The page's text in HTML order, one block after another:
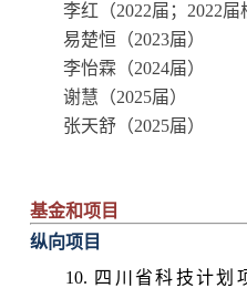
李红（2022届；2022届
易楚恒
（2023届）
李怡霖 （2024届）
谢慧（2025届）
张天舒（2025届）
基金和项目
纵向项目
10. 四川省科技计